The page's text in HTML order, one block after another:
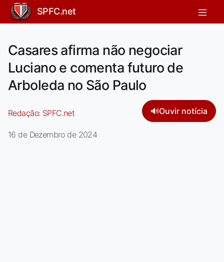
SPFC.net
Casares afirma não negociar
Luciano e comenta futuro de
Arboleda no São Paulo
Redação: SPFC.net 🔊Ouvir notícia
16 de Dezembro de 2024